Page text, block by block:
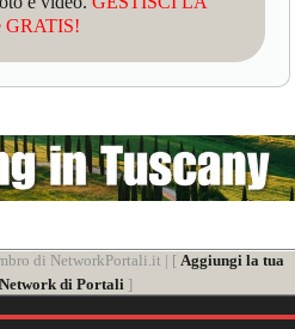
GRATIS!
di NetworkPortali.it | [ Aggiungi la tua
di Portali]